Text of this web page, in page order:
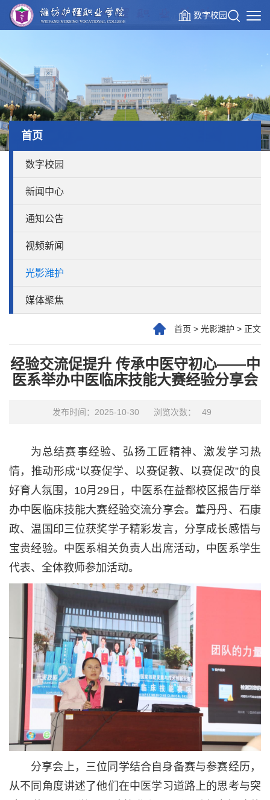
数字校园
首页
数字校园
新闻中心
通知公告
视频新闻
光影潍护
媒体聚焦
首页 > 光影潍护 > 正文
经验交流促提升 传承中医守初心——中
医系举办中医临床技能大赛经验分享会
发布时间：2025-10-30 浏览次数： 49
为总结赛事经验、弘扬工匠精神、激发学习热
情，推动形成“以赛促学、以赛促教、以赛促改”的良
好育人氛围，10月29日，中医系在益都校区报告厅举
办中医临床技能大赛经验交流分享会。董丹丹、石康
政、温国印三位获奖学子精彩发言，分享成长感悟与
宝贵经验。中医系相关负责人出席活动，中医系学生
代表、全体教师参加活动。
分享会上，三位同学结合自身备赛与参赛经历，
从不同角度讲述了他们在中医学习道路上的思考与突